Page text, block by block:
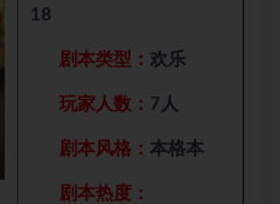
18
剧本类型： 欢乐
玩家人数： 7人
剧本风格： 本格本
剧本热度：